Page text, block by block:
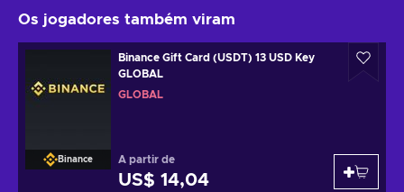
Os jogadores também viram
Binance
Binance Gift Card (USDT) 13 USD Key
GLOBAL
GLOBAL
A partir de
US$ 14,04